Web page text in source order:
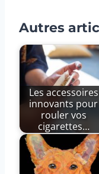
Autres
Les accessoires
innovants pour
rouler vos
cigarettes…